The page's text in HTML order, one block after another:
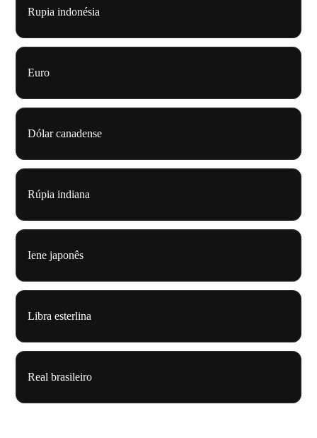
Rupia indonésia
Euro
Dólar canadense
Rúpia indiana
Iene japonês
Libra esterlina
Real brasileiro